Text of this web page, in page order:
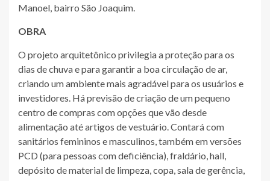
Manoel, bairro São Joaquim.
OBRA
O projeto arquitetônico privilegia a proteção para os
dias de chuva e para garantir a boa circulação de ar,
criando um ambiente mais agradável para os usuários e
investidores. Há previsão de criação de um pequeno
centro de compras com opções que vão desde
alimentação até artigos de vestuário. Contará com
sanitários femininos e masculinos, também em versões
PCD (para pessoas com deficiência), fraldário, hall,
depósito de material de limpeza, copa, sala de gerência,